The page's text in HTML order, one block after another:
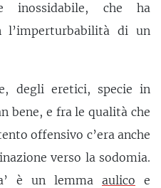
inossidabile, che ha
l’imperturbabilità di un
degli eretici, specie in
bene, e fra le qualità che
offensivo c’era anche
verso la sodomia.
è un lemma aulico e